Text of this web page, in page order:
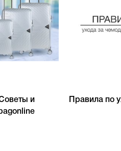
и
Правила по